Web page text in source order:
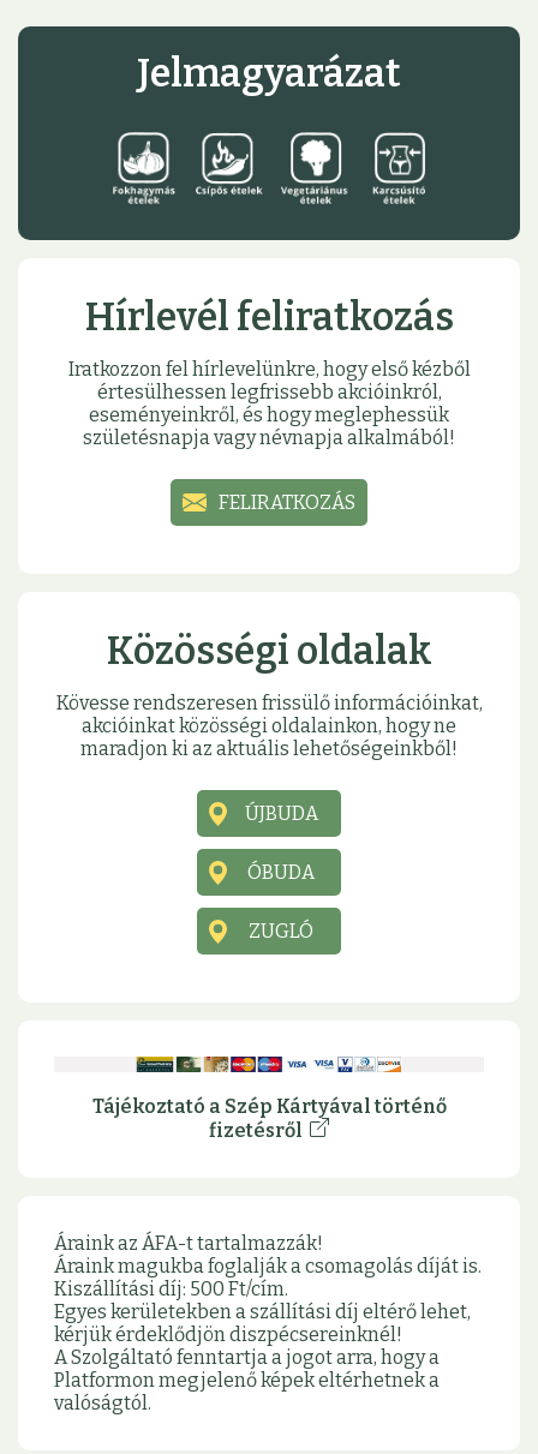
Jelmagyarázat
Hírlevél feliratkozás
Iratkozzon fel hírlevelünkre, hogy első kézből
értesülhessen legfrissebb akcióinkról,
eseményeinkről, és hogy meglephessük
születésnapja vagy névnapja alkalmából!
FELIRATKOZÁS
Közösségi oldalak
Kövesse rendszeresen frissülő információinkat,
akcióinkat közösségi oldalainkon, hogy ne
maradjon ki az aktuális lehetőségeinkből!
ÚJBUDA
ÓBUDA
ZUGLÓ
Tájékoztató a Szép Kártyával történő
fizetésről
Áraink az ÁFA-t tartalmazzák!
Áraink magukba foglalják a csomagolás díját is.
Kiszállítási díj: 500 Ft/cím.
Egyes kerületekben a szállítási díj eltérő lehet,
kérjük érdeklődjön diszpécsereinknél!
A Szolgáltató fenntartja a jogot arra, hogy a
Platformon megjelenő képek eltérhetnek a
valóságtól.